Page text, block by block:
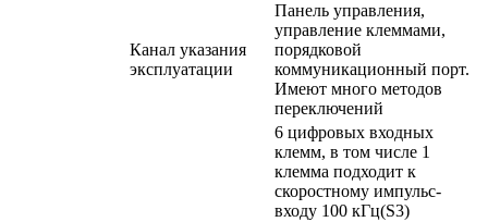
Канал указания
эксплуатации
Панель управления,
управление клеммами,
порядковой
коммуникационный порт.
Имеют много методов
переключений
6 цифровых входных
клемм, в том числе 1
клемма подходит к
скоростному импульс-
входу 100 кГц(S3)